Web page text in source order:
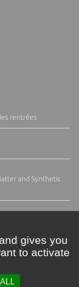
rentrées
and Synthetic
gives you
to activate